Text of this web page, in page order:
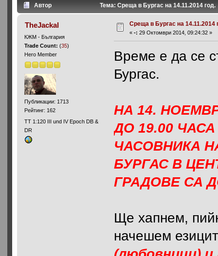
Автор Тема: Среща в Бургас на 14.11.2014
TheJackal
КЖМ - България
Trade Count:(35)
Hero Member
Публикации: 1713
Рейтинг: 162
ТТ 1:120 III und IV Epoch DB &
DR
Среща в Бургас на 14.11.2014
«-: 29 Октомври 2014, 09:24:32 »
Време е да се
Бургас.
НА 14.
ДО 19.00
ЧАСОВНИКА
БУРГАС В
ГРАДОВЕ СА
Ще хапнем,
начешем